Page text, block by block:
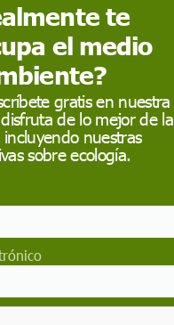
negligencia
personas, así como
tribunales de justicia
Unido o República
en Castilla y
de Google
te
el medio
gratis en nuestra
de lo mejor de la
incluyendo nuestras
sobre ecología.